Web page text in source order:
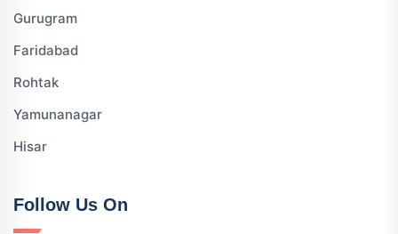
Gurugram
Faridabad
Rohtak
Yamunanagar
Hisar
Follow Us On